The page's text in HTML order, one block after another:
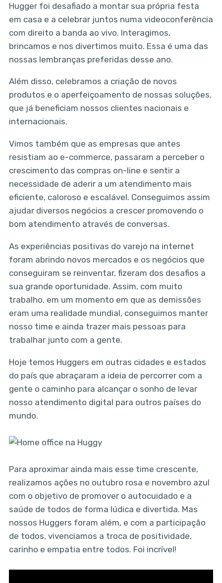
Hugger foi desafiado a montar sua própria festa
em casa e a celebrar juntos numa videoconferência
com direito a banda ao vivo. Interagimos,
brincamos e nos divertimos muito. Essa é uma das
nossas lembranças preferidas desse ano.
Além disso, celebramos a criação de novos
produtos e o aperfeiçoamento de nossas soluções,
que já beneficiam nossos clientes nacionais e
internacionais.
Vimos também que as empresas que antes
resistiam ao e-commerce, passaram a perceber o
crescimento das compras on-line e sentir a
necessidade de aderir a um atendimento mais
eficiente, caloroso e escalável. Conseguimos assim
ajudar diversos negócios a crescer promovendo o
bom atendimento através de conversas.
As experiências positivas do varejo na internet
foram abrindo novos mercados e os negócios que
conseguiram se reinventar, fizeram dos desafios a
sua grande oportunidade. Assim, com muito
trabalho, em um momento em que as demissões
eram uma realidade mundial, conseguimos manter
nosso time e ainda trazer mais pessoas para
trabalhar junto com a gente.
Hoje temos Huggers em outras cidades e estados
do país que abraçaram a ideia de percorrer com a
gente o caminho para alcançar o sonho de levar
nosso atendimento digital para outros países do
mundo.
Para aproximar ainda mais esse time crescente,
realizamos ações no outubro rosa e novembro azul
com o objetivo de promover o autocuidado e a
saúde de todos de forma lúdica e divertida. Mas
nossos Huggers foram além, e com a participação
de todos, vivenciamos a troca de positividade,
carinho e empatia entre todos. Foi incrível!